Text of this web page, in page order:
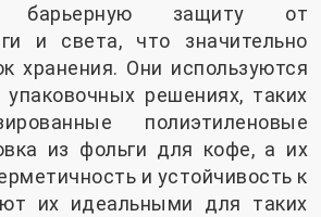
барьерную защиту от
и света, что значительно
хранения. Они используются
решениях, таких
полиэтиленовые
из фольги для кофе, а их
и устойчивость к
их идеальными для таких